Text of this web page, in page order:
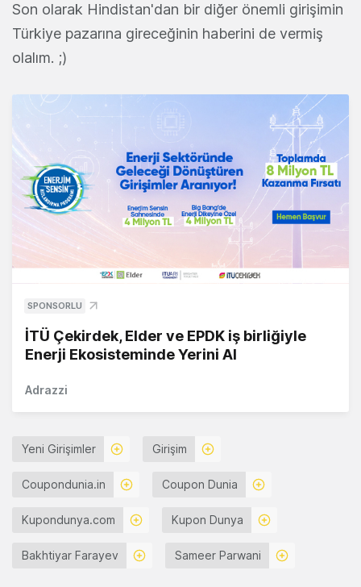
Son olarak Hindistan'dan bir diğer önemli girişimin
Türkiye pazarına gireceğinin haberini de vermiş
olalım. ;)
SPONSORLU
İTÜ Çekirdek, Elder ve EPDK iş birliğiyle
Enerji Ekosisteminde Yerini Al
Adrazzi
Yeni Girişimler Girişim
Coupondunia.in Coupon Dunia
Kupondunya.com Kupon Dunya
Bakhtiyar Farayev Sameer Parwani